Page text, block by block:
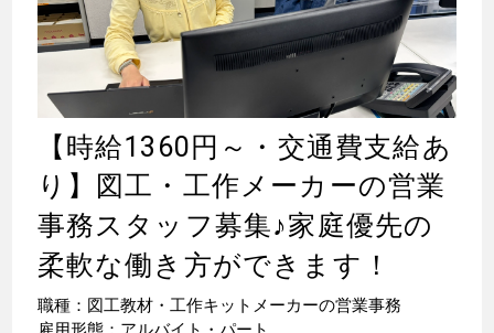
【時給1360円～・交通費支給あ
り】図工・工作メーカーの営業
事務スタッフ募集♪家庭優先の
柔軟な働き方ができます！
職種：図工教材・工作キットメーカーの営業事務